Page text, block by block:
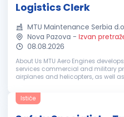
Logistics Clerk
MTU Maintenance Serbia
Nova Pazova - Izvan
08.08.2026
About Us MTU Aero Engines
services commercial and military
airplanes and helicopters, as well
systems of to...
Ističe